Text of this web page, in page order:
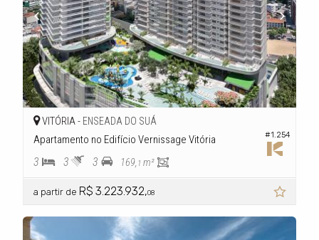
#1.254
VITÓRIA - ENSEADA DO SUÁ
Apartamento no Edifício Vernissage Vitória
3 3 3 169,1 m²
a partir de R$ 3.223.932,08